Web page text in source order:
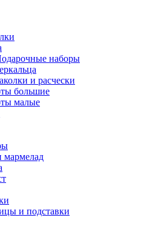
наборы
и расчески
большие
малые
и подставки